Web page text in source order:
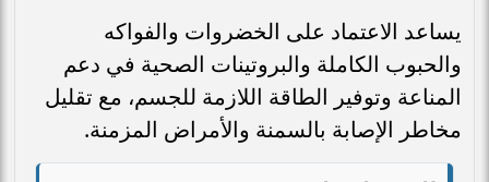
يساعد الاعتماد على الخضروات والفواكه
والحبوب الكاملة والبروتينات الصحية في دعم
المناعة وتوفير الطاقة اللازمة للجسم، مع تقليل
مخاطر الإصابة بالسمنة والأمراض المزمنة.